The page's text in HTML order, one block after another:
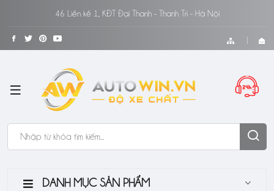
46 Liền kề 1, KĐT Đại Thanh - Thanh Trì - Hà Nội
DANH MỤC SẢN PHẨM